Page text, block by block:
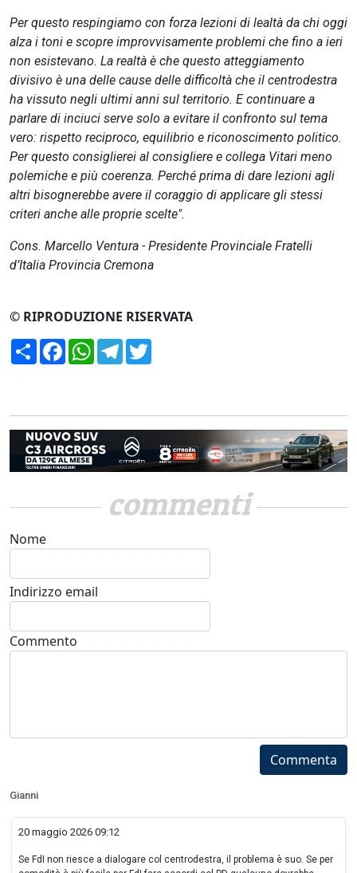
Per questo respingiamo con forza lezioni di lealtà da chi oggi
alza i toni e scopre improvvisamente problemi che fino a ieri
non esistevano. La realtà è che questo atteggiamento
divisivo è una delle cause delle difficoltà che il centrodestra
ha vissuto negli ultimi anni sul territorio. E continuare a
parlare di inciuci serve solo a evitare il confronto sul tema
vero: rispetto reciproco, equilibrio e riconoscimento politico.
Per questo consiglierei al consigliere e collega Vitari meno
polemiche e più coerenza. Perché prima di dare lezioni agli
altri bisognerebbe avere il coraggio di applicare gli stessi
criteri anche alle proprie scelte".
Cons. Marcello Ventura - Presidente Provinciale Fratelli
d’Italia Provincia Cremona
© RIPRODUZIONE RISERVATA
CondividiFacebookWhatsApp
Telegram
commenti
Nome
Indirizzo email
Commento
Commenta
Gianni
20 maggio 2026 09:12
Se FdI non riesce a dialogare col centrodestra, il problema è suo. Se per